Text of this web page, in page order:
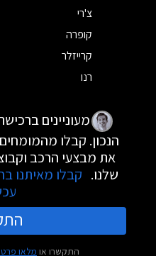
צ'רי
קופרה
קרייזלר
רנו
מעוניינים
הנכון. קבלו מהמומחים
את מבצעי הרכב
שלנו. קבלו מאיתנו
התקשרו או מלאו